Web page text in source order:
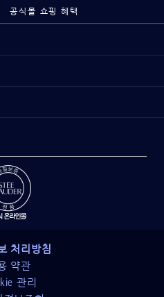
공식몰 쇼핑 혜택
처리방침
약관
관리